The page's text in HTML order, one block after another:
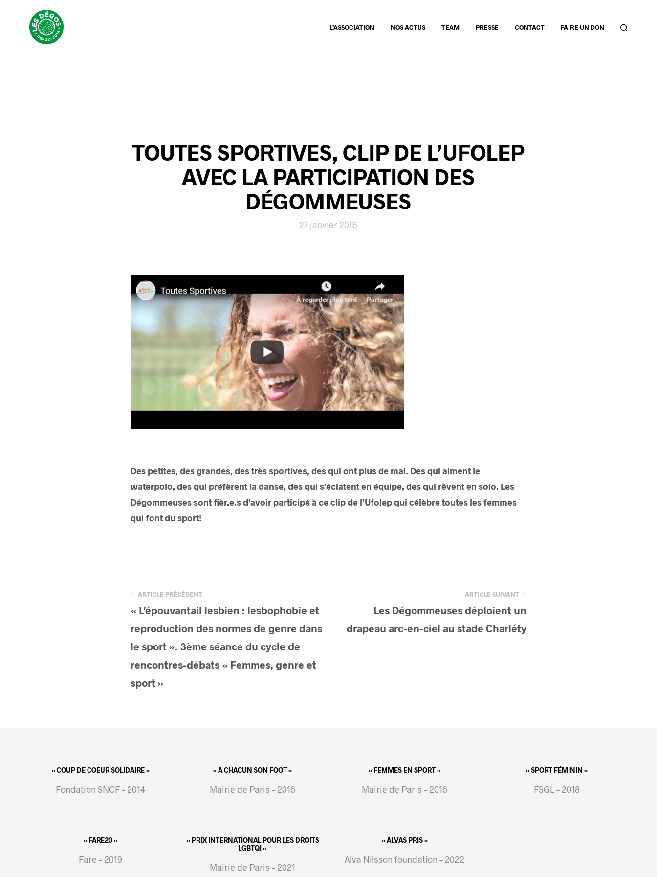
L’ASSOCIATION NOS ACTUS TEAM PRESSE CONTACT FAIRE UN DON
TOUTES SPORTIVES, CLIP DE L’UFOLEP
AVEC LA PARTICIPATION DES
DÉGOMMEUSES
27 janvier 2016
Des petites, des grandes, des très sportives, des qui ont plus de mal. Des qui aiment le
waterpolo, des qui préfèrent la danse, des qui s’éclatent en équipe, des qui rêvent en solo. Les
Dégommeuses sont fièr.e.s d’avoir participé à ce clip de l’Ufolep qui célèbre toutes les femmes
qui font du sport!
ARTICLE PRÉCÉDENT
« L’épouvantail lesbien : lesbophobie et
reproduction des normes de genre dans
le sport ». 3ème séance du cycle de
rencontres-débats « Femmes, genre et
sport »
ARTICLE SUIVANT
Les Dégommeuses déploient un
drapeau arc-en-ciel au stade Charléty
« COUP DE COEUR SOLIDAIRE »
Fondation SNCF – 2014
« A CHACUN SON FOOT »
Mairie de Paris – 2016
« FEMMES EN SPORT »
Mairie de Paris – 2016
« SPORT FÉMININ »
FSGL – 2018
« FARE20 »
Fare – 2019
« PRIX INTERNATIONAL POUR LES DROITS
LGBTQI »
Mairie de Paris – 2021
« ALVAS PRIS »
Alva Nilsson foundation – 2022